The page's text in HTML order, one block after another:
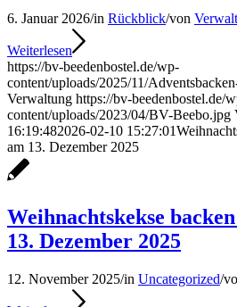
6. Januar 2026/in Rückblick/von
Weiterlesen
https://bv-beedenbostel.de/wp-
content/uploads/2025/11/
Verwaltung https://bv-beedenbostel.de/
content/uploads/2023/04/BV-Beebo.jpg
16:19:482026-02-10 15:27:01
am 13. Dezember 2025
Weihnachtskekse
13. Dezember 2025
12. November 2025/in Uncategorized/